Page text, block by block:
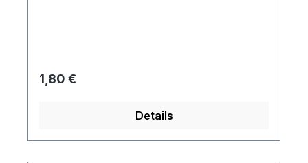
Regulärer Preis:
1,80 €
Details